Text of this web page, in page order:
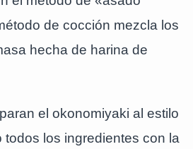
de cocción mezcla los
hecha de harina de
el okonomiyaki al estilo
todos los ingredientes con la